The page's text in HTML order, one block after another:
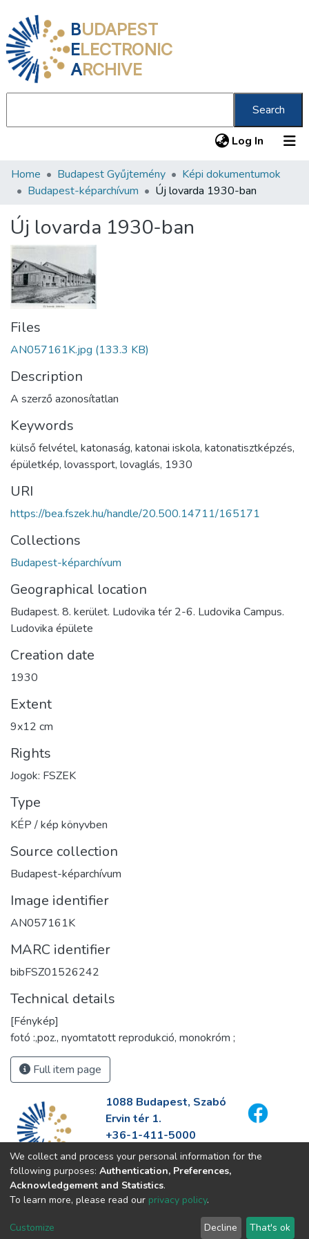
BUDAPEST
ELECTRONIC
ARCHIVE
Search
Log In (current)
Communities & Collections
Statistics
About us
Home Budapest Gyűjtemény
Képi dokumentumok
Budapest-képarchívum
Új lovarda 1930-ban
Új lovarda 1930-ban
Files
AN057161K.jpg (133.3 KB)
Description
A szerző azonosítatlan
Keywords
külső felvétel, katonaság, katonai iskola, katonatisztképzés,
épületkép, lovassport, lovaglás, 1930
URI
https://bea.fszek.hu/handle/20.500.14711/165171
Collections
Budapest-képarchívum
Geographical location
Budapest. 8. kerület. Ludovika tér 2-6. Ludovika Campus.
Ludovika épülete
Creation date
1930
Extent
9x12 cm
Rights
Jogok: FSZEK
Type
KÉP / kép könyvben
Source collection
Budapest-képarchívum
Image identifier
AN057161K
MARC identifier
bibFSZ01526242
Technical details
[Fénykép]
fotó :,poz., nyomtatott reprodukció, monokróm ;
Full item page
1088 Budapest, Szabó
Ervin tér 1.
+36-1-411-5000
info@fszek.hu
https://fszek.hu
We collect and process your personal information for the
following purposes: Authentication, Preferences,
Acknowledgement and Statistics.
To learn more, please read our privacy policy.
Customize Decline That's ok